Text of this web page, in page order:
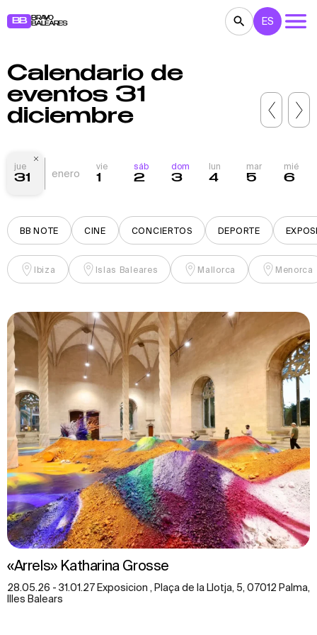
BB
BRAVO
BALEARES
CONCIERTOS TEATRO
EXPOSICIONES FESTIVALES DEPORTE
FIESTAS
ES
Calendario de
eventos 31
diciembre
jue
31 enero
vie
1
sáb
2
dom
3
lun
4
mar
5
mié
6
BB NOTE CINE CONCIERTOS DEPORTE
Ibiza Islas Baleares Mallorca Menorca
«Arrels» Katharina Grosse
28.05.26 - 31.01.27 Exposicion , Plaça de la Llotja, 5, 07012 Palma,
Illes Balears